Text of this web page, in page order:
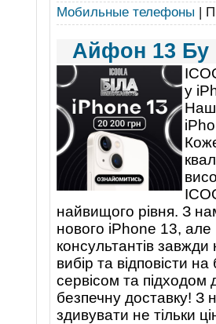
Мобильные телефоны |
Айфон 13 Бу
у
Наш
найвищого рівня. З
нового iPhone 13,
консультантів
вибір та відповісти
сервісом та
безпечну доставку! З
здивувати не тільки